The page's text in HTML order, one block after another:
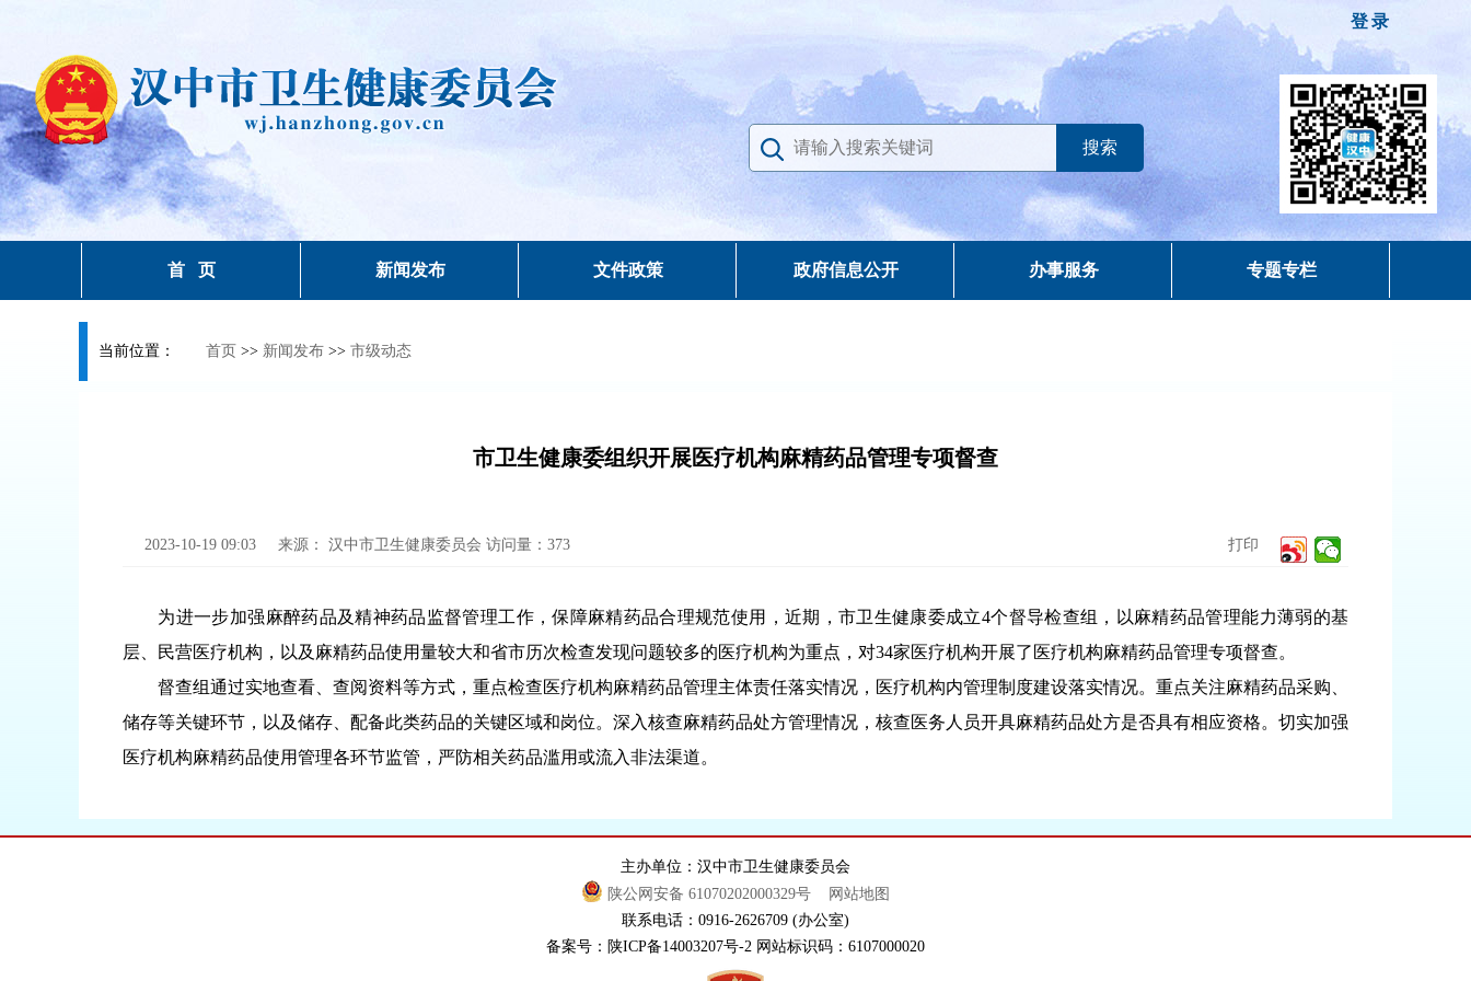
登录
首 页 新闻发布 文件政策 政府信息公开 办事服务 专题专栏
当前位置： 首页 >> 新闻发布 >> 市级动态
市卫生健康委组织开展医疗机构麻精药品管理专项督查
2023-10-19 09:03 来源： 汉中市卫生健康委员会 访问量： 373 打印
为进一步加强麻醉药品及精神药品监督管理工作，保障麻精药品合理规范使用，近期，市卫生健康委成立4个督导检查组，以麻精药品管理能力薄弱的基
层、民营医疗机构，以及麻精药品使用量较大和省市历次检查发现问题较多的医疗机构为重点，对34家医疗机构开展了医疗机构麻精药品管理专项督查。
督查组通过实地查看、查阅资料等方式，重点检查医疗机构麻精药品管理主体责任落实情况，医疗机构内管理制度建设落实情况。重点关注麻精药品采购、
储存等关键环节，以及储存、配备此类药品的关键区域和岗位。深入核查麻精药品处方管理情况，核查医务人员开具麻精药品处方是否具有相应资格。切实加强
医疗机构麻精药品使用管理各环节监管，严防相关药品滥用或流入非法渠道。
主办单位：汉中市卫生健康委员会
陕公网安备 61070202000329号
网站地图
联系电话：0916-2626709 (办公室)
备案号：陕ICP备14003207号-2 网站标识码：6107000020